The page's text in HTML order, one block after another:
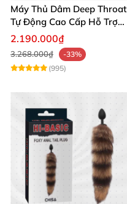
Máy Thủ Dâm Deep Throat
Tự Động Cao Cấp Hỗ Trợ
Gắn Tường
2.190.000₫
3.268.000₫
-33%
(995)